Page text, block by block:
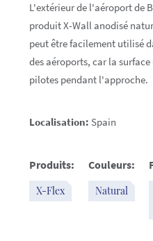
L'extérieur de l'aéroport de
produit X-Wall anodisé
peut être facilement utilisé
des aéroports, car la
pilotes pendant l'approche.
Localisation: Spain
Produits:
X-Flex
Couleurs:
Natural